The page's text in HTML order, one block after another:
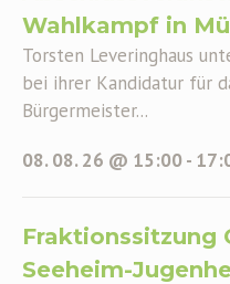
Wahlkampf in
Torsten Leveringhaus
bei ihrer Kandidatur für
Bürgermeister...
08. 08. 26 @ 15:00-
Fraktionssitzung
Seeheim-